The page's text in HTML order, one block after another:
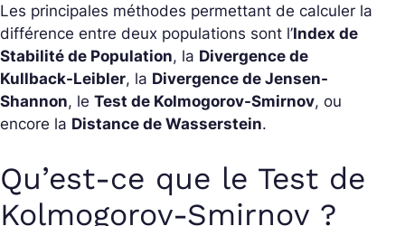
Les principales méthodes permettant de calculer la
différence entre deux populations sont l’Index de
Stabilité de Population, la Divergence de
Kullback-Leibler, la Divergence de Jensen-
Shannon, le Test de Kolmogorov-Smirnov, ou
encore la Distance de Wasserstein.
Qu’est-ce que le Test de
Kolmogorov-Smirnov ?